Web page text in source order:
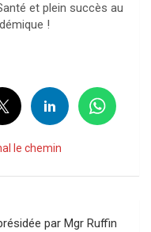
et plein succès au
!
le chemin
par Mgr Ruffin